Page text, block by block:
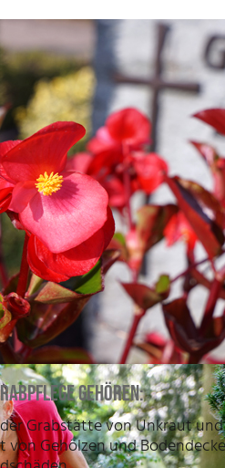
GEHÖREN:
Grabstätte von Unkraut
Gehölzen und